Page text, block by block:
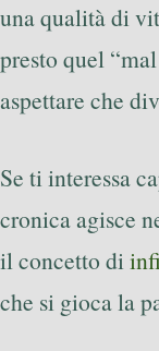
una qualità di
presto quel
aspettare che
Se ti interessa
cronica agisce
il concetto di
che si gioca la